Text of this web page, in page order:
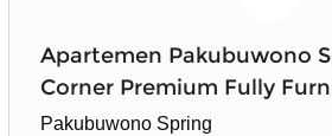
Apartemen Pakubuwono
Corner Premium Fully
Pakubuwono Spring